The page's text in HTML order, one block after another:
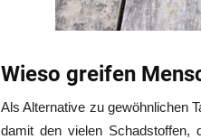
Wieso greifen
Als Alternative zu gewöhnlichen
damit den vielen Schadstoffen,